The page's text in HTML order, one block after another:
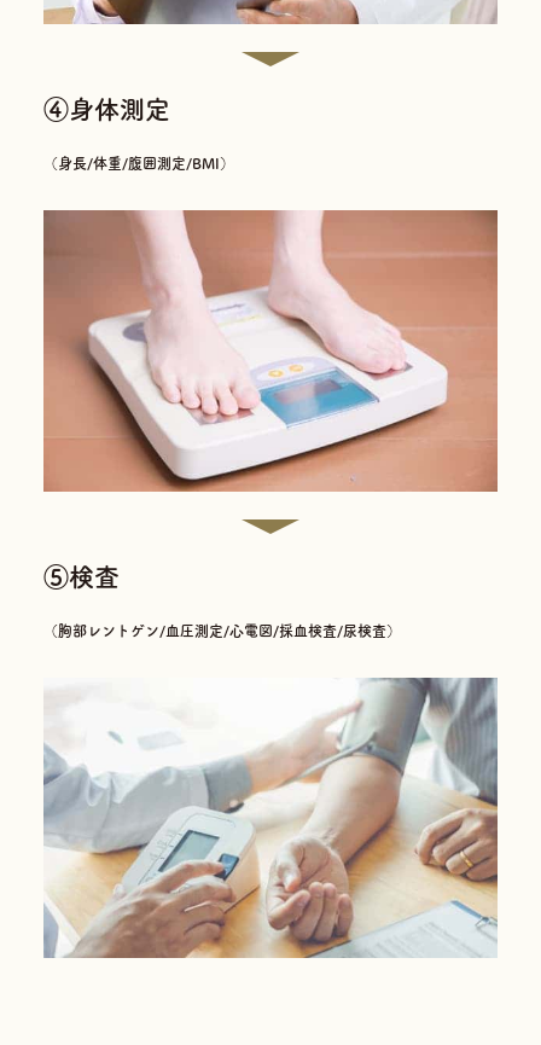
④身体測定
（身長/体重/腹囲測定/BMI）
⑤検査
（胸部レントゲン/血圧測定/心電図/採血検査/尿検査）